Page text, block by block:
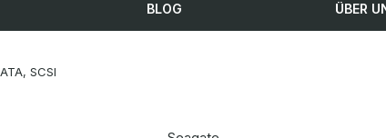
BLOG ÜBER
SCSI